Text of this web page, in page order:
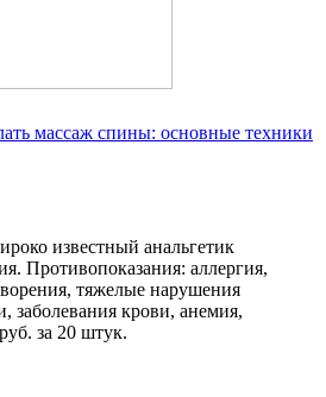
массаж спины: основные техники
известный анальгетик
Противопоказания: аллергия,
тяжелые нарушения
заболевания крови, анемия,
за 20 штук.